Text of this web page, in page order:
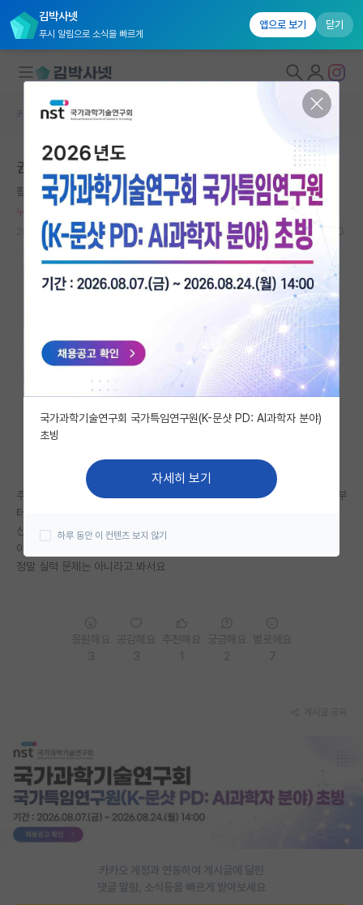
김박사넷
푸시 알림으로 소식을 빠르게
앱으로 보기 닫기
연구실&오픈랩
커뮤니티
커뮤니티 홈
IF 명예의전당
자유 게시판(아무개랩)
미국 유학 게시판
미국 대학원 합격 후기 게시판
대학원생 모집 게시판
연구실(PI) 홍보 게시판
PI 전용 게시판
인문사회 계열 게시판
특수/전문대학원 게시판
장학금/장학생 게시판
커뮤니티 홈 자유 게시판(아무개랩)
권력형 따돌림
활기찬 에이다 러브레이스
누적 신고가 50개 이상인 사용자입니다.
2026.05.07
26 2608
주변 연구실 홈페이지 들어가서 실적을 보면 이젠 보여요 누가 교수님으로부
터 따돌림 당하는 역할인지.
신입생들이 들어와도 보여요. 아 저 기수에선 쟤가 타겟이구나.
이거 왜 왕따 한명을 꼭 두는거죠?
정말 실력 문제는 아니라고 봐서요
카카오 계정과 연동하여 게시글에 달린
댓글 알람, 소식등을 빠르게 받아보세요
국가과학기술연구회 국가특임연구원(K-문샷 PD: AI과학자 분야)
초빙
자세히 보기
하루 동안 이 컨텐츠 보지 않기